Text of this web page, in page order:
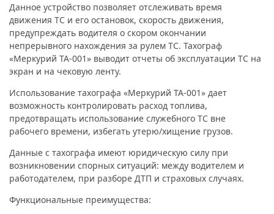
Данное устройство позволяет отслеживать время
движения ТС и его остановок, скорость движения,
предупреждать водителя о скором окончании
непрерывного нахождения за рулем ТС. Тахограф
«Меркурий ТА-001» выводит отчеты об эксплуатации ТС на
экран и на чековую ленту.
Использование тахографа «Меркурий ТА-001» дает
возможность контролировать расход топлива,
предотвращать использование служебного ТС вне
рабочего времени, избегать утерю/хищение грузов.
Данные с тахографа имеют юридическую силу при
возникновении спорных ситуаций: между водителем и
работодателем, при разборе ДТП и страховых случаях.
Функциональные преимущества: